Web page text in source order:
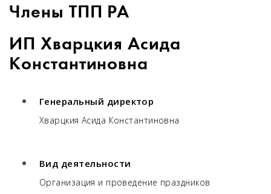
Члены ТПП РА
ИП Хварцкия Асида
Константиновна
Генеральный директор
Хварцкия Асида Константиновна
Вид деятельности
Организация и проведение праздников